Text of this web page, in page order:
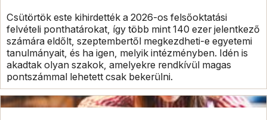
Csütörtök este kihirdették a 2026-os felsőoktatási
felvételi ponthatárokat, így több mint 140 ezer jelentkező
számára eldőlt, szeptembertől megkezdheti-e egyetemi
tanulmányait, és ha igen, melyik intézményben. Idén is
akadtak olyan szakok, amelyekre rendkívül magas
pontszámmal lehetett csak bekerülni.